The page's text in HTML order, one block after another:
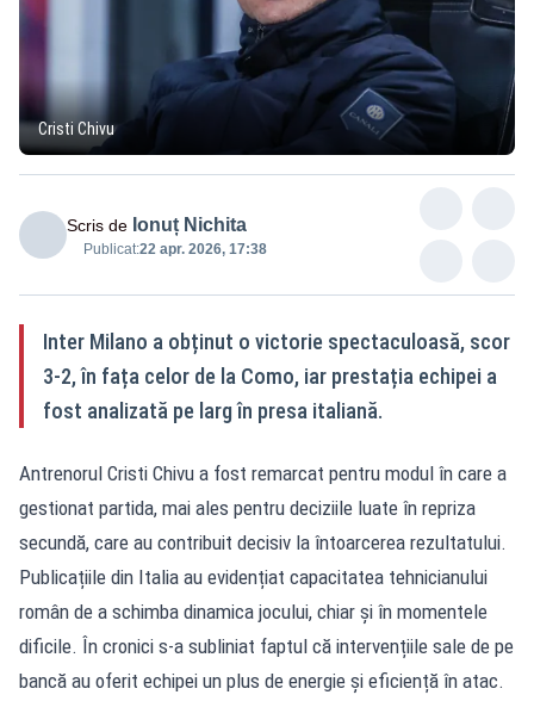
Cristi Chivu
Scris de Ionuț Nichita
Publicat:22 apr. 2026, 17:38
Inter Milano a obținut o victorie spectaculoasă, scor
3-2, în fața celor de la Como, iar prestația echipei a
fost analizată pe larg în presa italiană.
Antrenorul Cristi Chivu a fost remarcat pentru modul în care a
gestionat partida, mai ales pentru deciziile luate în repriza
secundă, care au contribuit decisiv la întoarcerea rezultatului.
Publicațiile din Italia au evidențiat capacitatea tehnicianului
român de a schimba dinamica jocului, chiar și în momentele
dificile. În cronici s-a subliniat faptul că intervențiile sale de pe
bancă au oferit echipei un plus de energie și eficiență în atac.